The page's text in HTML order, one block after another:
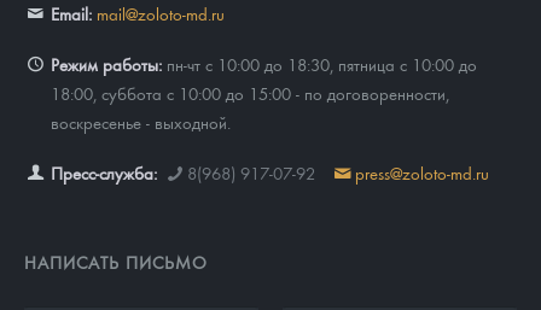
Email: mail@zoloto-md.ru
Режим работы: пн-чт с 10:00 до 18:30, пятница с 10:00 до
18:00, суббота с 10:00 до 15:00 - по договоренности,
воскресенье - выходной.
Пресс-служба: 8(968) 917-07-92 press@zoloto-md.ru
НАПИСАТЬ ПИСЬМО